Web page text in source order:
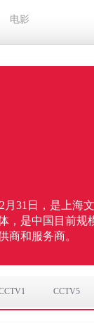
电影
月31日，是上海
，是中国目前
商和服务商。
CCTV5